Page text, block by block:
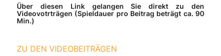
Über diesen Link gelangen Sie direkt zu den
Videovotrträgen (Spieldauer pro Beitrag beträgt ca. 90
Min.)
ZU DEN VIDEOBEITRÄGEN